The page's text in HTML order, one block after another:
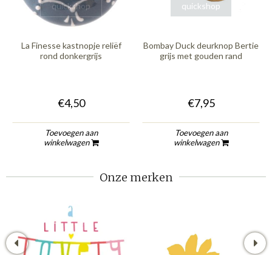
quickshop
La Finesse kastnopje reliëf
rond donkergrijs
€4,50
Toevoegen aan
winkelwagen
quickshop
Bombay Duck deurknop Bertie
grijs met gouden rand
€7,95
Toevoegen aan
winkelwagen
Onze merken